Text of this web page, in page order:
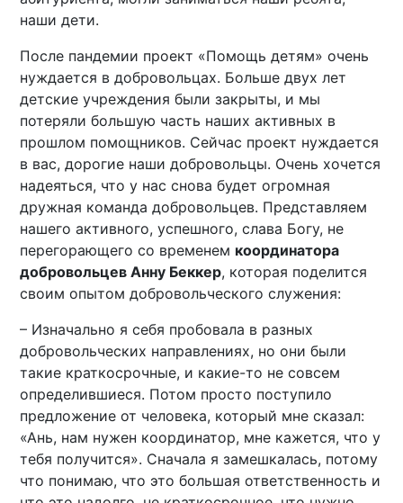
наши дети.
После пандемии проект «Помощь детям» очень
нуждается в добровольцах. Больше двух лет
детские учреждения были закрыты, и мы
потеряли большую часть наших активных в
прошлом помощников. Сейчас проект нуждается
в вас, дорогие наши добровольцы. Очень хочется
надеяться, что у нас снова будет огромная
дружная команда добровольцев. Представляем
нашего активного, успешного, слава Богу, не
перегорающего со временем координатора
добровольцев Анну Беккер, которая поделится
своим опытом добровольческого служения:
– Изначально я себя пробовала в разных
добровольческих направлениях, но они были
такие краткосрочные, и какие-то не совсем
определившиеся. Потом просто поступило
предложение от человека, который мне сказал:
«Ань, нам нужен координатор, мне кажется, что у
тебя получится». Сначала я замешкалась, потому
что понимаю, что это большая ответственность и